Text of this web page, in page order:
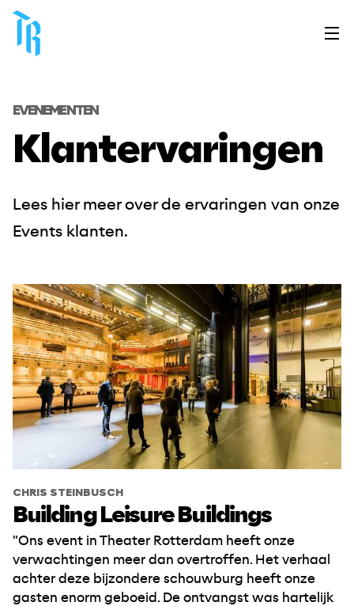
Overslaan
naar
EVENEMENTEN
Klantervaringen
Lees hier meer over de ervaringen van onze
Events klanten.
CHRIS STEINBUSCH
Building Leisure Buildings
"Ons event in Theater Rotterdam heeft onze
verwachtingen meer dan overtroffen. Het verhaal
achter deze bijzondere schouwburg heeft onze
gasten enorm geboeid. De ontvangst was hartelijk